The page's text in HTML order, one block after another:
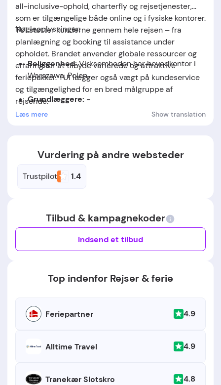
all-inclusive-ophold, charterfly og rejsetjenester,
som er tilgængelige både online og i fysiske kontorer.
TUI støtter kunderne gennem hele rejsen – fra
planlægning og booking til assistance under
opholdet. Brandet anvender globale ressourcer og
erfaring for at tilbyde varierede og attraktive
feriepakker. TUI lægger også vægt på kundeservice
og tilgængelighed for en bred målgruppe af
rejsende.
Nøgleoplysninger:
Beliggenhed:Virksomheden har hovedkontor i
Warszawa, Polen.
Grundlæggere: -
Læs mere Show translation
Vurdering på andre websteder
Trustpilot 1.4
Tilbud & kampagnekoder
Indsend et tilbud
Top indenfor Rejser & ferie
Feriepartner 4.9
Alltime Travel 4.9
Tranekær Slotskro 4.8